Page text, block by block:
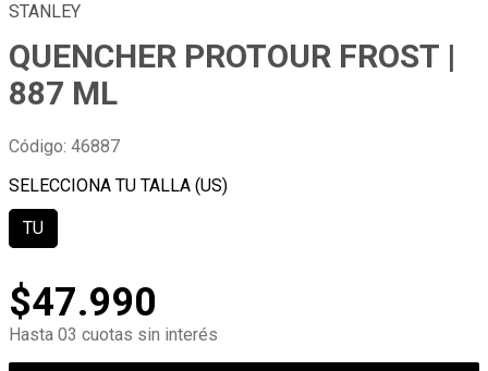
STANLEY
QUENCHER PROTOUR FROST |
887 ML
Código: 46887
TU
$47.990
Hasta 03 cuotas sin interés